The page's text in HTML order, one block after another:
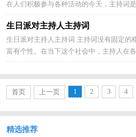
在人们积极参与各种活动的今天，主持词
相信大家又在为写主持词犯愁了吧！以下
生日派对主持人主持词
生日派对主持人主持词 主持词没有固定的
富有个性。在当下这个社会中，主持人在
现在你是否对主持词一筹莫展呢？下面是
首页 上一页 1 2 3 4
精选推荐